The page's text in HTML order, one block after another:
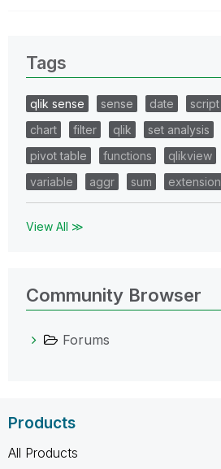
Tags
qlik sense sense date script
chart
filter qlik set analysis
pivot table
functions qlikview
variable
aggr sum extension
View All ≫
Community Browser
Forums
Products
All Products